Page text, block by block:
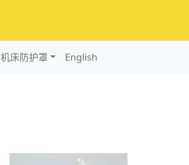
机床防护罩 English